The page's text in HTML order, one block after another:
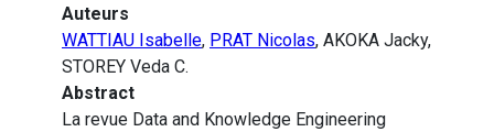
Auteurs
WATTIAU Isabelle, PRAT Nicolas, AKOKA Jacky,
STOREY Veda C.
Abstract
La revue Data and Knowledge Engineering